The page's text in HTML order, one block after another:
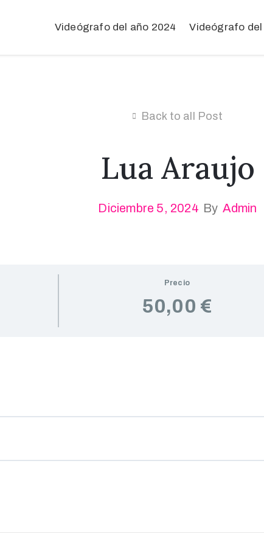
Videógrafo del año 2024 Videógrafo del
Back to all Post
Lua Araujo
Diciembre 5, 2024 By Admin
Precio
50,00 €